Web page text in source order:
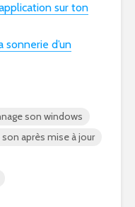
sur ton
d’un
son windows
après mise à jour